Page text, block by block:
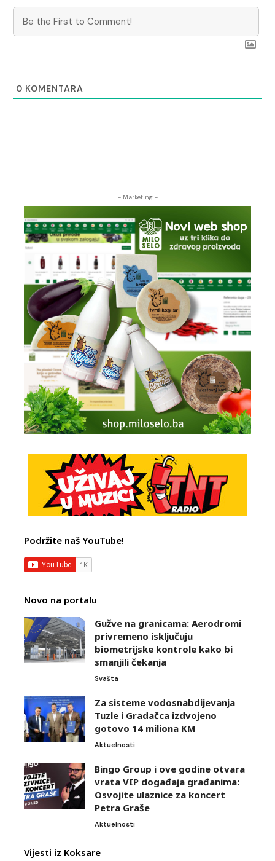
0 KOMENTARA
- Marketing -
Podržite naš YouTube!
Novo na portalu
Gužve na granicama: Aerodromi
privremeno isključuju
biometrijske kontrole kako bi
smanjili čekanja
Svašta
Za sisteme vodosnabdijevanja
Tuzle i Gradačca izdvojeno
gotovo 14 miliona KM
Aktuelnosti
Bingo Group i ove godine otvara
vrata VIP događaja građanima:
Osvojite ulaznice za koncert
Petra Graše
Aktuelnosti
Vijesti iz Koksare